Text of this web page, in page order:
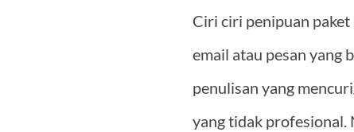
Ciri ciri penipuan
email atau pesan yang
penulisan yang
yang tidak profesional.